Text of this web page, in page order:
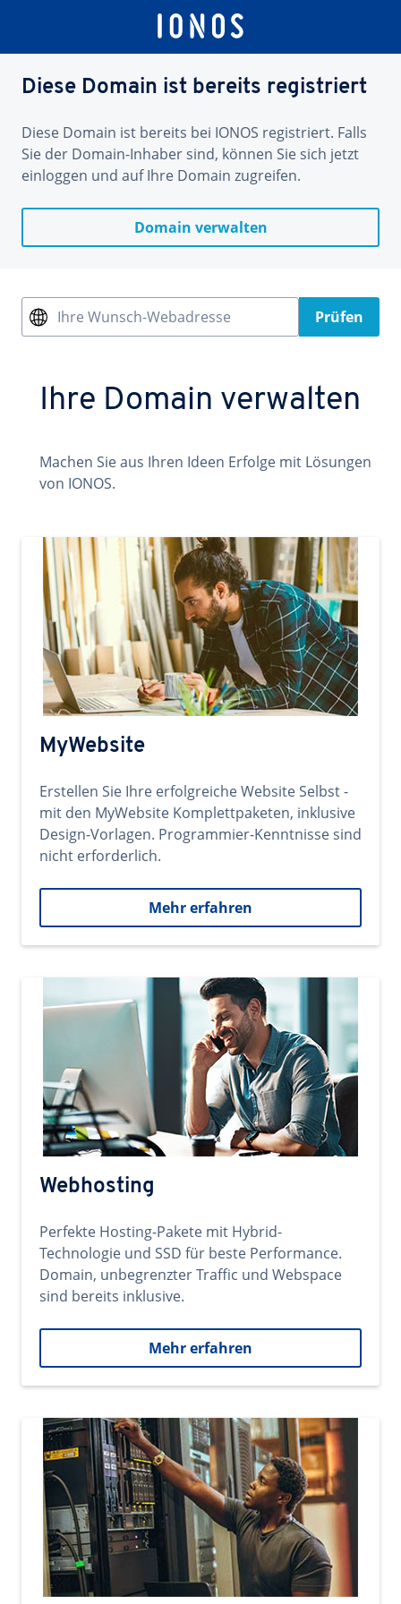
Diese Domain ist bereits registriert
Diese Domain ist bereits bei IONOS registriert. Falls
Sie der Domain-Inhaber sind, können Sie sich jetzt
einloggen und auf Ihre Domain zugreifen.
Domain verwalten
Ihre Wunsch-Webadresse Prüfen
Ihre Domain verwalten
Machen Sie aus Ihren Ideen Erfolge mit Lösungen
von IONOS.
MyWebsite
Erstellen Sie Ihre erfolgreiche Website Selbst -
mit den MyWebsite Komplettpaketen, inklusive
Design-Vorlagen. Programmier-Kenntnisse sind
nicht erforderlich.
Mehr erfahren
Webhosting
Perfekte Hosting-Pakete mit Hybrid-
Technologie und SSD für beste Performance.
Domain, unbegrenzter Traffic und Webspace
sind bereits inklusive.
Mehr erfahren